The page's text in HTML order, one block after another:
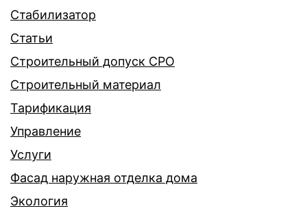
Стабилизатор
Статьи
Строительный допуск СРО
Строительный материал
Тарификация
Управление
Услуги
Фасад наружная отделка дома
Экология